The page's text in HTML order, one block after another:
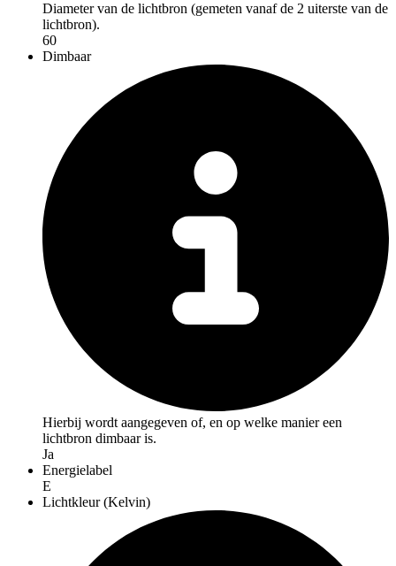
Diameter van de lichtbron (gemeten vanaf de 2 uiterste van de
lichtbron).
60
Dimbaar
Hierbij wordt aangegeven of, en op welke manier een
lichtbron dimbaar is.
Ja
Energielabel
E
Lichtkleur (Kelvin)